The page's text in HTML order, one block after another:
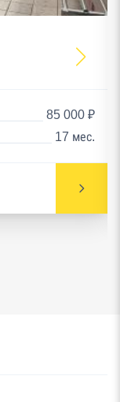
85 000 ₽
17 мес.